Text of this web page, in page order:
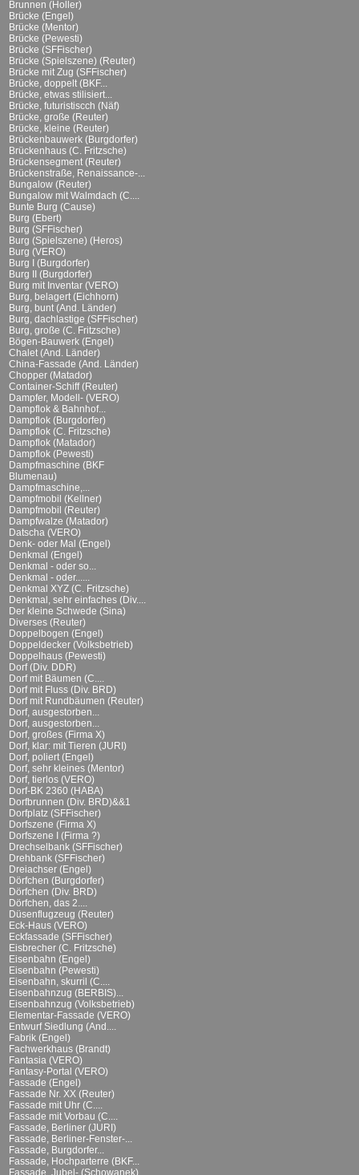
Brunnen (Holler)
Brücke (Engel)
Brücke (Mentor)
Brücke (Pewesti)
Brücke (SFFischer)
Brücke (Spielszene) (Reuter)
Brücke mit Zug (SFFischer)
Brücke, doppelt (BKF...
Brücke, etwas stilisiert...
Brücke, futuristiscch (Näf)
Brücke, große (Reuter)
Brücke, kleine (Reuter)
Brückenbauwerk (Burgdorfer)
Brückenhaus (C. Fritzsche)
Brückensegment (Reuter)
Brückenstraße, Renaissance-...
Bungalow (Reuter)
Bungalow mit Walmdach (C....
Bunte Burg (Cause)
Burg (Ebert)
Burg (SFFischer)
Burg (Spielszene) (Heros)
Burg (VERO)
Burg I (Burgdorfer)
Burg II (Burgdorfer)
Burg mit Inventar (VERO)
Burg, belagert (Eichhorn)
Burg, bunt (And. Länder)
Burg, dachlastige (SFFischer)
Burg, große (C. Fritzsche)
Bögen-Bauwerk (Engel)
Chalet (And. Länder)
China-Fassade (And. Länder)
Chopper (Matador)
Container-Schiff (Reuter)
Dampfer, Modell- (VERO)
Dampflok & Bahnhof...
Dampflok (Burgdorfer)
Dampflok (C. Fritzsche)
Dampflok (Matador)
Dampflok (Pewesti)
Dampfmaschine (BKF
Blumenau)
Dampfmaschine,...
Dampfmobil (Kellner)
Dampfmobil (Reuter)
Dampfwalze (Matador)
Datscha (VERO)
Denk- oder Mal (Engel)
Denkmal (Engel)
Denkmal - oder so...
Denkmal - oder......
Denkmal XYZ (C. Fritzsche)
Denkmal, sehr einfaches (Div....
Der kleine Schwede (Sina)
Diverses (Reuter)
Doppelbogen (Engel)
Doppeldecker (Volksbetrieb)
Doppelhaus (Pewesti)
Dorf (Div. DDR)
Dorf mit Bäumen (C....
Dorf mit Fluss (Div. BRD)
Dorf mit Rundbäumen (Reuter)
Dorf, ausgestorben...
Dorf, ausgestorben...
Dorf, großes (Firma X)
Dorf, klar: mit Tieren (JURI)
Dorf, poliert (Engel)
Dorf, sehr kleines (Mentor)
Dorf, tierlos (VERO)
Dorf-BK 2360 (HABA)
Dorfbrunnen (Div. BRD)&&1
Dorfplatz (SFFischer)
Dorfszene (Firma X)
Dorfszene I (Firma ?)
Drechselbank (SFFischer)
Drehbank (SFFischer)
Dreiachser (Engel)
Dörfchen (Burgdorfer)
Dörfchen (Div. BRD)
Dörfchen, das 2....
Düsenflugzeug (Reuter)
Eck-Haus (VERO)
Eckfassade (SFFischer)
Eisbrecher (C. Fritzsche)
Eisenbahn (Engel)
Eisenbahn (Pewesti)
Eisenbahn, skurril (C....
Eisenbahnzug (BERBIS)...
Eisenbahnzug (Volksbetrieb)
Elementar-Fassade (VERO)
Entwurf Siedlung (And....
Fabrik (Engel)
Fachwerkhaus (Brandt)
Fantasia (VERO)
Fantasy-Portal (VERO)
Fassade (Engel)
Fassade Nr. XX (Reuter)
Fassade mit Uhr (C....
Fassade mit Vorbau (C....
Fassade, Berliner (JURI)
Fassade, Berliner-Fenster-...
Fassade, Burgdorfer...
Fassade, Hochparterre (BKF...
Fassade, Jubel- (Schowanek)